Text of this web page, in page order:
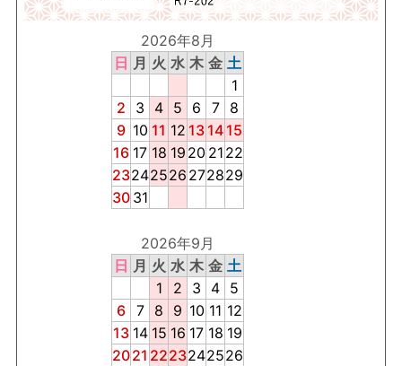
2026年8月
日 月 火 水 木 金 土
1
2
3 4 5 6 7
8
9 10 11 12 13 14 15
16 17 18 19 20 21 22
23242526 272829
30 31
2026年9月
日 月 火 水 木 金 土
1
2 3 4 5
6 7 8 9 10 11 12
13 14 15 16 17 18 19
2021 2223242526